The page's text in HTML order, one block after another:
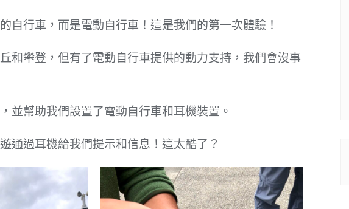
自行車，而是電動自行車！這是我們的第一次體驗！
和攀登，但有了電動自行車提供的動力支持，我們會沒事
並幫助我們設置了電動自行車和耳機裝置。
通過耳機給我們提示和信息！這太酷了？